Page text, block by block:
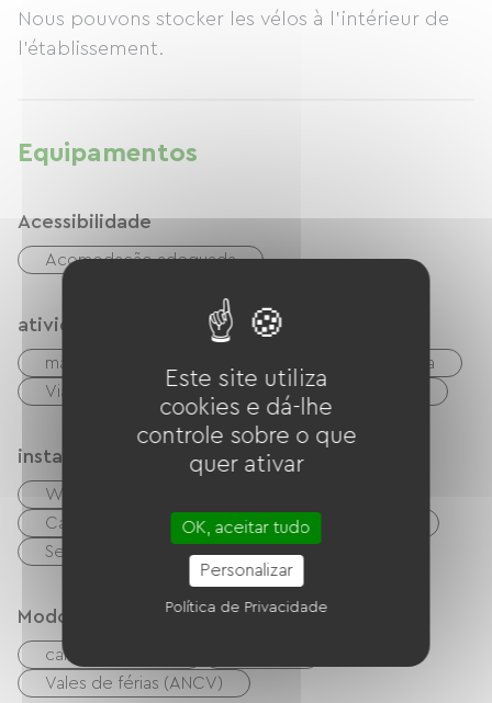
Nous pouvons stocker les vélos à l'intérieur de
l'établissement.
Equipamentos
Acessibilidade
Acomodação adequada
atividades
mar
Bicicleta
Via Verde
boate Centro de Fitness
instalações
Wi-Fi grátis
Cabo/Satélite
Equipamento para bebês
Secador de cabelo
Modos de paiement
cartão do banco
Vales de férias (ANCV)
Este site utiliza
cookies e dá-lhe
controle sobre o que
quer ativar
OK, aceitar tudo
Personalizar
Política de Privacidade